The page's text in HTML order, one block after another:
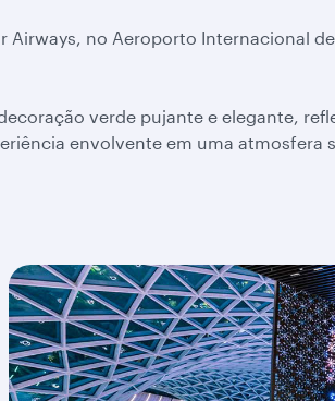
Airways, no Aeroporto Internacional
verde pujante e elegante,
envolvente em uma atmosfera